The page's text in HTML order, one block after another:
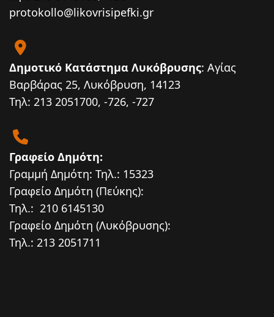
protokollo@likovrisipefki.gr
Δημοτικό Κατάστημα Λυκόβρυσης: Αγίας
Βαρβάρας 25, Λυκόβρυση, 14123
Τηλ: 213 2051700, -726, -727
Γραφείο Δημότη:
Γραμμή Δημότη: Τηλ.: 15323
Γραφείο Δημότη (Πεύκης):
Τηλ.: 210 6145130
Γραφείο Δημότη (Λυκόβρυσης):
Τηλ.: 213 2051711